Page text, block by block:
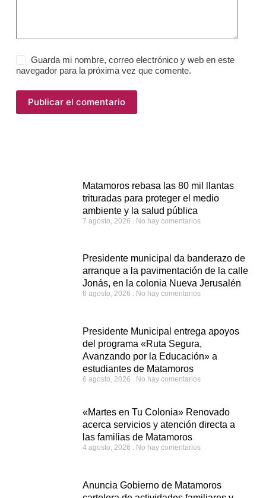
Guarda mi nombre, correo electrónico y web en este
navegador para la próxima vez que comente.
Publicar el comentario
Matamoros rebasa las 80 mil llantas
trituradas para proteger el medio
ambiente y la salud pública
7 agosto, 2026 No hay comentarios
Presidente municipal da banderazo de
arranque a la pavimentación de la calle
Jonás, en la colonia Nueva Jerusalén
6 agosto, 2026 No hay comentarios
Presidente Municipal entrega apoyos
del programa «Ruta Segura,
Avanzando por la Educación» a
estudiantes de Matamoros
6 agosto, 2026 No hay comentarios
«Martes en Tu Colonia» Renovado
acerca servicios y atención directa a
las familias de Matamoros
4 agosto, 2026 No hay comentarios
Anuncia Gobierno de Matamoros